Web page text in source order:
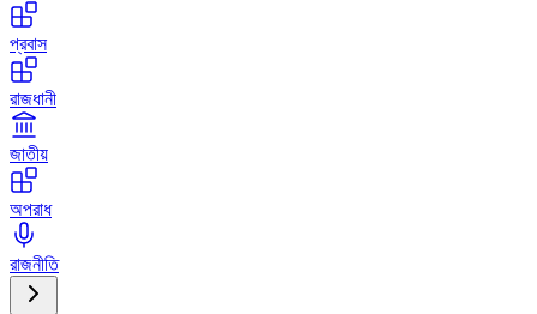
প্রবাস
রাজধানী
জাতীয়
অপরাধ
রাজনীতি